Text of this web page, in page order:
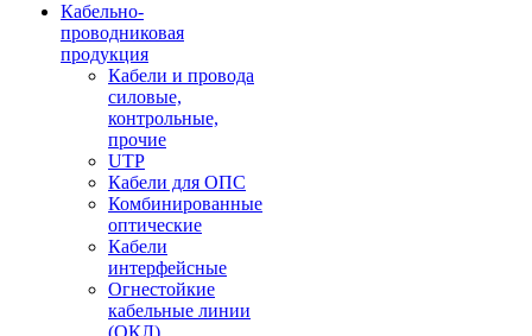
Кабельно-
проводниковая
продукция
Кабели и провода
силовые,
контрольные,
прочие
UTP
Кабели для ОПС
Комбинированные
оптические
Кабели
интерфейсные
Огнестойкие
кабельные линии
(ОКЛ)